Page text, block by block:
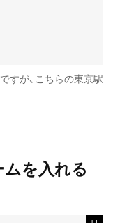
すが、こちらの東京駅
を入れる